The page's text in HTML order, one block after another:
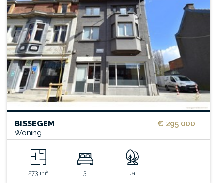
€ 295 000
BISSEGEM
Woning
273 m² 3 Ja